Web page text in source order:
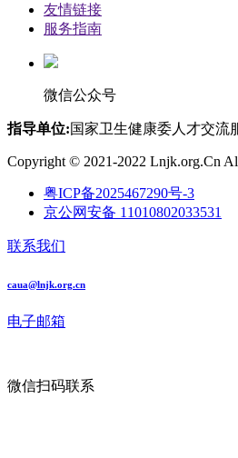
友情链接
服务指南
微信公众号
指导单位:国家卫生健康委人才交流
Copyright © 2021-2022 Lnjk.org.Cn
粤ICP备2025467290号-3
京公网安备 11010802033531
联系我们
caua@lnjk.org.cn
电子邮箱
微信扫码联系